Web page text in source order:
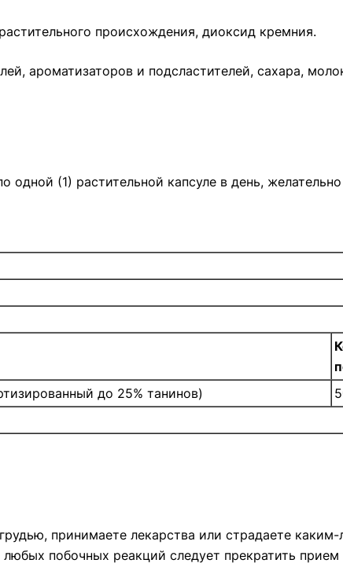
происхождения, диоксид кремния.
ароматизаторов и подсластителей, сахара,
(1) растительной капсуле в день,
до 25% танинов)
принимаете лекарства или страдаете
побочных реакций следует прекратить прием